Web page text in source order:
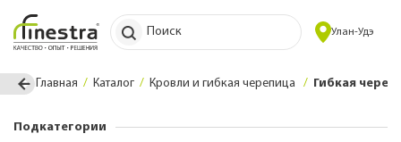
Поиск Улан-Удэ
Главная Каталог Кровли и гибкая черепица Гибкая
Подкатегории